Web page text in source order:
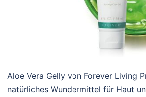
Aloe Vera Gelly von Forever Living
natürliches Wundermittel für Haut